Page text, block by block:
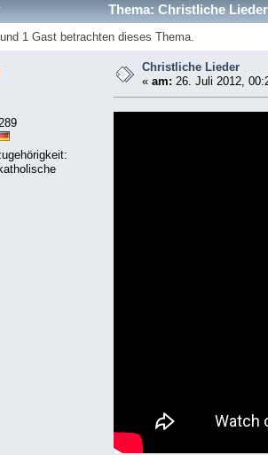
Thema: Christliche
1 Gast betrachten dieses Thema.
Christliche Lieder
«am: 26. Juli 2012,